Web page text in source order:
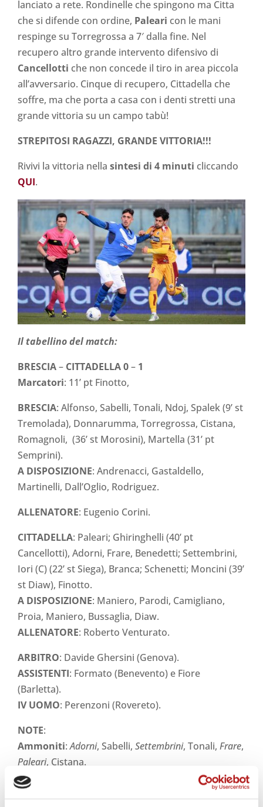
lanciato a rete. Rondinelle che spingono ma Citta
che si difende con ordine, Paleari con le mani
respinge su Torregrossa a 7′ dalla fine. Nel
recupero altro grande intervento difensivo di
Cancellotti che non concede il tiro in area piccola
all’avversario. Cinque di recupero, Cittadella che
soffre, ma che porta a casa con i denti stretti una
grande vittoria su un campo tabù!
STREPITOSI RAGAZZI, GRANDE VITTORIA!!!
Rivivi la vittoria nella sintesi di 4 minuti cliccando
QUI.
Il tabellino del match:
BRESCIA– CITTADELLA0– 1
Marcatori: 11’ pt Finotto,
BRESCIA: Alfonso, Sabelli, Tonali, Ndoj, Spalek (9’ st
Tremolada), Donnarumma, Torregrossa, Cistana,
Romagnoli, (36’ st Morosini), Martella (31’ pt
Semprini).
A DISPOSIZIONE: Andrenacci, Gastaldello,
Martinelli, Dall’Oglio, Rodriguez.
ALLENATORE: Eugenio Corini.
CITTADELLA: Paleari; Ghiringhelli (40’ pt
Cancellotti), Adorni, Frare, Benedetti; Settembrini,
Iori (C) (22’ st Siega), Branca; Schenetti; Moncini (39’
st Diaw), Finotto.
A DISPOSIZIONE: Maniero, Parodi, Camigliano,
Proia, Maniero, Bussaglia, Diaw.
ALLENATORE: Roberto Venturato.
ARBITRO: Davide Ghersini (Genova).
ASSISTENTI: Formato (Benevento) e Fiore
(Barletta).
IV UOMO: Perenzoni (Rovereto).
NOTE:
Ammoniti:Adorni, Sabelli, Settembrini, Tonali, Frare,
Paleari, Cistana.
Espulsi
Angoli